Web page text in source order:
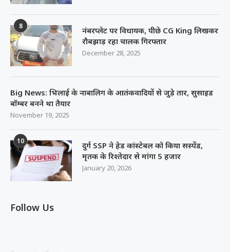
8
नंबरप्लेट पर विधायक, पीछे CG King लिखकर
रौबझाड़ रहा चालक गिरफ्तार
December 28, 2025
Big News: भिलाई के नाबालिग के आतंकवादियों से जुड़े तार, सुसाइड
बॉम्बर बनने था तैयार
November 19, 2025
10
दुर्ग SSP ने हेड कांस्टेबल को किया सस्पेंड,
मृतक के रिश्तेदार से मांगा 5 हजार
January 20, 2026
Follow Us